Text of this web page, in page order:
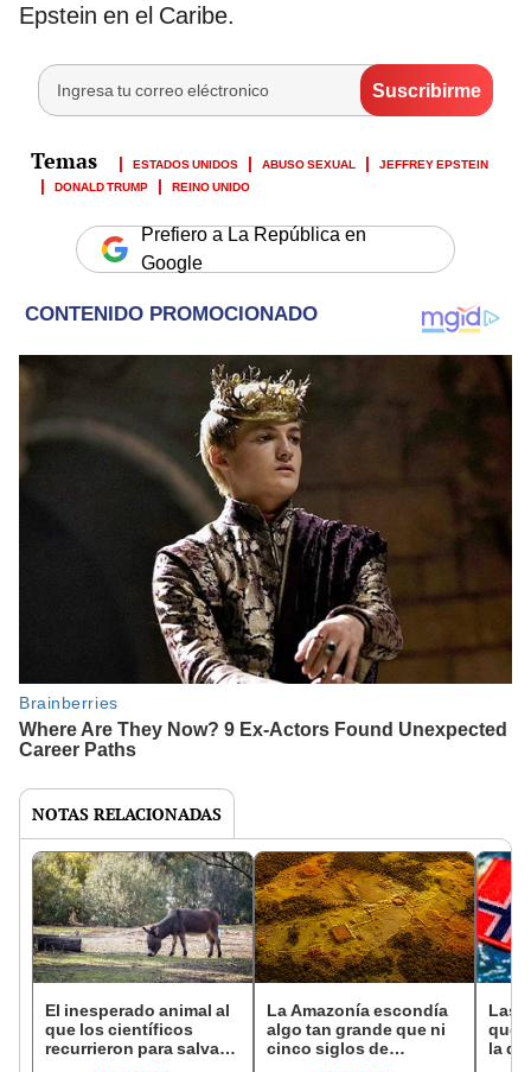
Epstein en el Caribe.
ESTADOS UNIDOS ABUSO SEXUAL
JEFFREY EPSTEIN
DONALD TRUMP
REINO UNIDO
Prefiero a La República en
Google
NOTAS RELACIONADAS
El inesperado animal al
que los científicos
recurrieron para salvar
La Amazonía escondía
algo tan grande que ni
cinco siglos de
Las
que
la de